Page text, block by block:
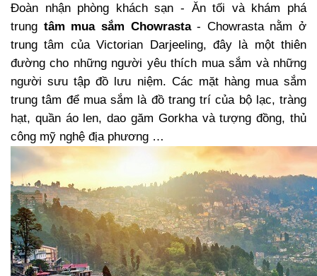
Đoàn nhận phòng khách sạn - Ăn tối và khám phá
trung tâm mua sắm Chowrasta- Chowrasta nằm ở
trung tâm của Victorian Darjeeling, đây là một thiên
đường cho những người yêu thích mua sắm và những
người sưu tập đồ lưu niệm. Các mặt hàng mua sắm
trung tâm để mua sắm là đồ trang trí của bộ lạc, tràng
hạt, quần áo len, dao găm Gorkha và tượng đồng, thủ
công mỹ nghệ địa phương …